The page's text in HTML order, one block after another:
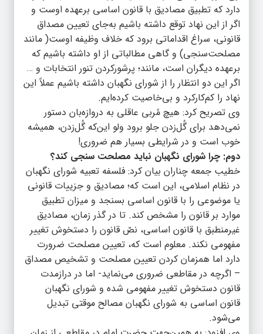
دارد که تطبیق مصادیق با قانون اساسی برعهده اوست و
اگر از این نهاد توقع داشته باشیم به‌جای تعیین مصداق
قانونی، سراغ اقداماتی برود که خلاف وظیفه اوست( مانند
مصلحت‌سنجی) و گاهی مطالباتی از او داشته باشیم که
برعهده دیگران است، مانند؛ پرشورکردن تنور انتخابات و …
اگر این دو انتظار را از شورای نگهبان داشته باشیم عملاً این
نهاد را کم‌کارکرد و بی‌خاصیت کرده‌ایم.
وی تصریح کرد: هیچ مُربی عاقلی به دروازه‌بان دستور
نمی‌دهد برای گُل‌زدن جلو برود ولو این‌که گُل‌زدن، همیشه
خوب است و در شرایطی بسیار هم ضروری!
دوم: چرا شورای نگهبان نباید مصلحت سنجی کند؟
خطیب جمعه چناران بیان کرد: فلسفه تعبیه شورای نگهبان
در نظام اسلامی، این است که؛ مصادیق و جزییات قانونی
یا موضوعی را با قانون اساسی بسنجد و میزان تطبیق
موارد بر قانون را مشخص کند. تا در گذر زمان، مصادیق
غیرمنطبق با قانون اساسی، نصّ قانون را دستخوش تغییر
مفهومی نکند. معلوم است که، تعیین مصلحت ضرورت
دارد اما همزمان کردن تعیین مصلحت و تشخیص مصداق
– اگرچه در مقاطعی ضروری می‌نماید- اما در درازمدت
قانون دستخوش تغییر مفهومی شده و شورای نگهبان
قانون اساسی به شورای نگهبان مصالح موقتی تبدیل
می‌شود.